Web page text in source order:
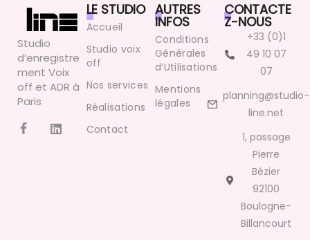
Studio
d’enregistre
ment Voix
off et ADR à
Paris
LE STUDIO
Accueil
Studio voix
off
Nos services
Réalisations
Contact
AUTRES
INFOS
Conditions
Générales
d’Utilisations
Mentions
légales
CONTACTE
Z-NOUS
+33 (0)1
49 10 07
07
planning@studio-
line.net
1, passage
Pierre
Bézier
92100
Boulogne-
Billancourt